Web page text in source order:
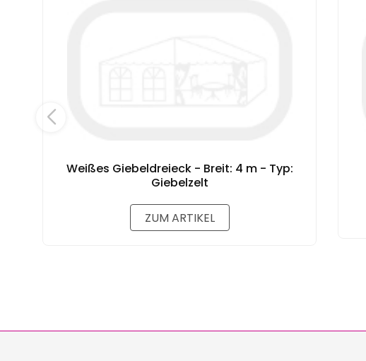
Weißes Giebeldreieck - Breit: 4 m - Typ:
Giebelzelt
ZUM ARTIKEL